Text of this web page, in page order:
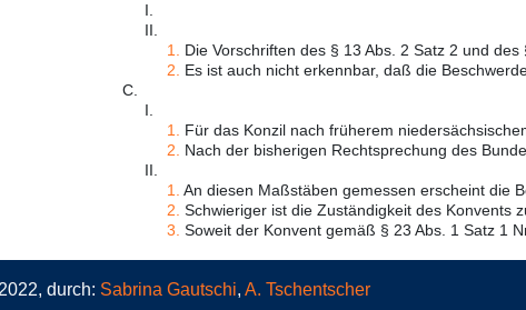
I.
II.
1.
Die Vorschriften des § 13 Abs. 2 Satz 2 und des
2.
Es ist auch nicht erkennbar, daß die
C.
I.
1.
Für das Konzil nach früherem
2.
Nach der bisherigen Rechtsprechung des
II.
1.
An diesen Maßstäben gemessen erscheint die
2. Schwieriger ist die Zuständigkeit des Konvents
3. Soweit der Konvent gemäß § 23 Abs. 1 Satz 1 Nr
durch: Sabrina Gautschi, A. Tschentscher